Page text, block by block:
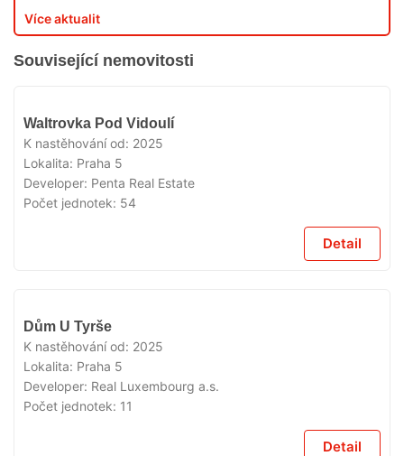
Více aktualit
Související nemovitosti
Waltrovka Pod Vidoulí
K nastěhování od: 2025
Lokalita: Praha 5
Developer: Penta Real Estate
Počet jednotek: 54
Detail
Dům U Tyrše
K nastěhování od: 2025
Lokalita: Praha 5
Developer: Real Luxembourg a.s.
Počet jednotek: 11
Detail